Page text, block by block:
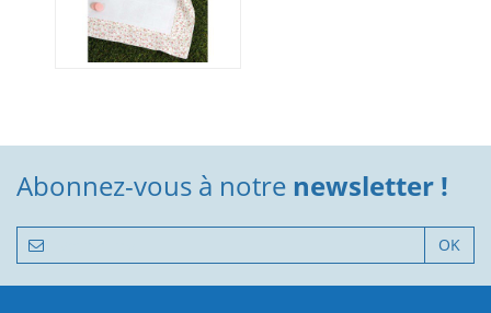
Abonnez-vous à notre newsletter !
OK